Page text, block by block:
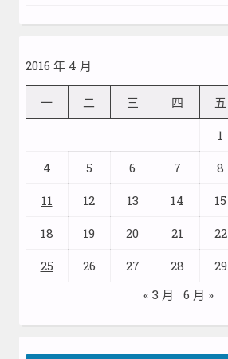
2016 年 4 月
一 二 三 四 五
1
4 5 6 7 8
11 12 13 14 15
18 19 20 21 22
25 26 27 28 29
« 3 月
6 月 »